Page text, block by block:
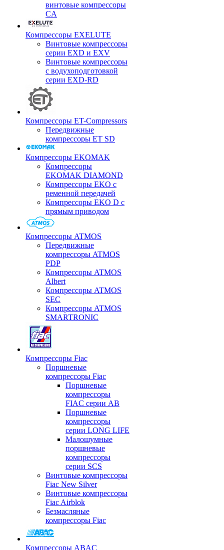
винтовые компрессоры
CA
Компрессоры EXELUTE
Винтовые компрессоры
серии EXD и EXV
Винтовые компрессоры
с водухоподготовкой
серии EXD-RD
Компрессоры ET-Compressors
Передвижные
компрессоры ET SD
Компрессоры EKOMAK
Компрессоры
EKOMAK DIAMOND
Компрессоры EKO c
ременной передачей
Компрессоры EKO D с
прямым приводом
Компрессоры ATMOS
Передвижные
компрессоры ATMOS
PDP
Компрессоры ATMOS
Albert
Компрессоры ATMOS
SEC
Компрессоры ATMOS
SMARTRONIC
Компрессоры Fiac
Поршневые
компрессоры Fiac
Поршневые
компрессоры
FIAC серии AB
Поршневые
компрессоры
серии LONG LIFE
Малошумные
поршневые
компрессоры
серии SCS
Винтовые компрессоры
Fiac New Silver
Винтовые компрессоры
Fiac Airblok
Безмасляные
компрессоры Fiac
Компрессоры ABAC